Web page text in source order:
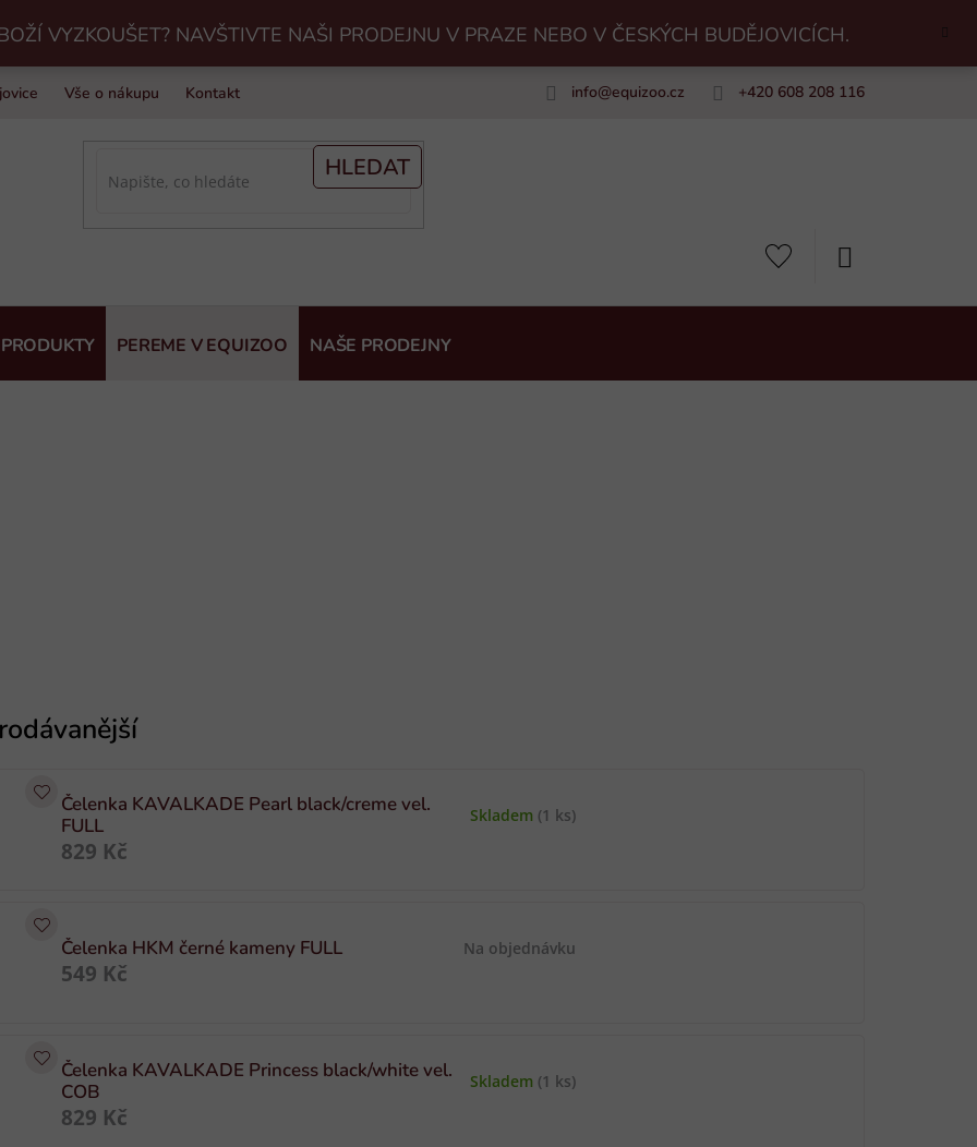
VYZKOUŠET? NAVŠTIVTE NAŠI PRODEJNU V PRAZE NEBO V ČESKÝCH BUDĚJOVICÍCH.
Vše o nákupu Kontakt info@equizoo.cz +420 608 208 116
HLEDAT
PEREME V EQUIZOO NAŠE PRODEJNY
Čelenka KAVALKADE Pearl black/creme vel.
FULL
Skladem (1 ks)
829 Kč
Čelenka HKM černé kameny FULL Na objednávku
549 Kč
Čelenka KAVALKADE Princess black/white vel.
COB
Skladem (1 ks)
829 Kč